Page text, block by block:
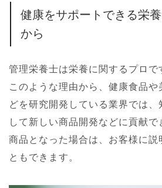
健康をサポートできる栄
から
管理栄養士は栄養に関するプロで
このような理由から、健康食品や
どを研究開発している業界では
して新しい商品開発などに貢献で
商品となった場合は、お客様に説
ともできます。